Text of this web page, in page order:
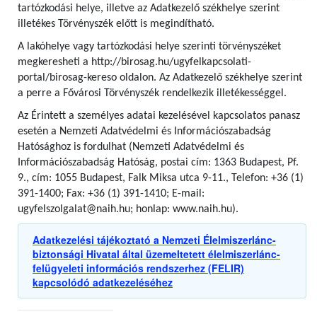
tartózkodási helye, illetve az Adatkezelő székhelye szerint
illetékes Törvényszék előtt is megindítható.
A lakóhelye vagy tartózkodási helye szerinti törvényszéket
megkeresheti a http://birosag.hu/ugyfelkapcsolati-
portal/birosag-kereso oldalon. Az Adatkezelő székhelye szerint
a perre a Fővárosi Törvényszék rendelkezik illetékességgel.
Az Érintett a személyes adatai kezelésével kapcsolatos panasz
esetén a Nemzeti Adatvédelmi és Információszabadság
Hatósághoz is fordulhat (Nemzeti Adatvédelmi és
Információszabadság Hatóság, postai cím: 1363 Budapest, Pf.
9., cím: 1055 Budapest, Falk Miksa utca 9-11., Telefon: +36 (1)
391-1400; Fax: +36 (1) 391-1410; E-mail:
ugyfelszolgalat@naih.hu; honlap: www.naih.hu).
Adatkezelési tájékoztató a Nemzeti Élelmiszerlánc-
biztonsági Hivatal által üzemeltetett élelmiszerlánc-
felügyeleti információs rendszerhez (FELIR)
kapcsolódó adatkezeléséhez